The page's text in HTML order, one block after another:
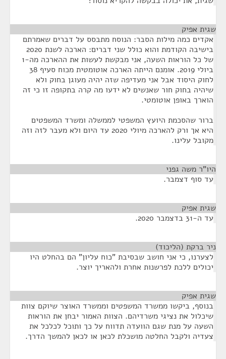
שגית אפיק
אקדים כמה מילות הסבר: הנוסח מתבסס על דברים שאמרתם
בישיבה הקודמת והוא כולל שני דברים: הארכה לשנת 2020
של כל הוראות השעה, אני מבקשת לעשות את ההארכה מה-1
ביולי 2019. אומנם הייתה הארכה אוטומטית מכוח סעיף 38
לחוק היסוד אבל אני מעדיפה שזה יהיה מעוגן בחוק ולא
שיהיה בחוק חור שאנשים לא ידעו מה קרה בתקופה זו כי זה
הוארך באופן אוטומטי.
ברור שהסכמת היועץ המשפטי לממשלה ומשרד המשפטים
היא אך ורק להארכה מיולי 2020 עד היום ולא מעבר לזה וזה
מקובל עלינו.
היו"ר משה גפני
עד סוף דצמבר.
שגית אפיק
עד ה-31 בדצמבר 2020.
ניר ברקת (הליכוד)
לצערנו, כי אני חושב שבסיבת "כוח עליון" הם בהחלט היו
יכולים ללכת לפרשנות אחרת ולהאריך יוצר.
שגית אפיק
בנוסף, ביקשו ממשרד המשפטים וממשרד האוצר שיוקם צוות
שיכלול את נציגי משרדיהם. הצוות האמור יבחן את הוראות
השעה על מנת שגם הוועדה תדווח על כך ותוכל לכלכל את
צעדיה ולקבל החלטה מושכלת לכאן או לכאן להמשך הדרך.